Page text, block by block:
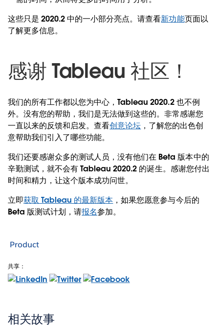
这些只是 2020.2 中的一小部分亮点。请查看新功能页面以
了解更多信息。
感谢 Tableau 社区！
我们的所有工作都以您为中心，Tableau 2020.2 也不例
外。没有您的帮助，我们是无法做到这些的。非常感谢您
一直以来的反馈和启发。查看创意论坛 ，了解您的出色创
意帮助我们引入了哪些功能。
我们还要感谢众多的测试人员，没有他们在 Beta 版本中的
辛勤测试，就不会有 Tableau 2020.2 的诞生。感谢您付出
时间和精力，让这个版本成功问世。
立即获取 Tableau 的最新版本 ，如果您愿意参与今后的
Beta 版测试计划，请报名参加。
Product
共享：
相关故事